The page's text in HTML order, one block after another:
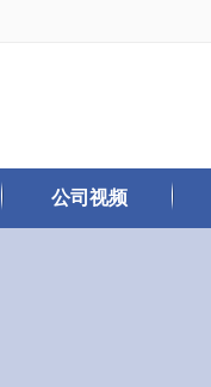
公司视频